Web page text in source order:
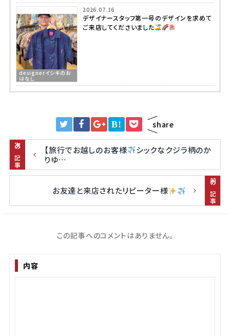
designerイシキのお
はなし
2026.07.16
デザイナースタッフ第一号のデザインを求めて
ご来店してくださいました
B! share
次の記事 【旅行でお越しのお客様
シックなクジラ柄のか
りゆ…
前の記事
お友達と来店されたリピーター様
この記事へのコメントはありません。
内容